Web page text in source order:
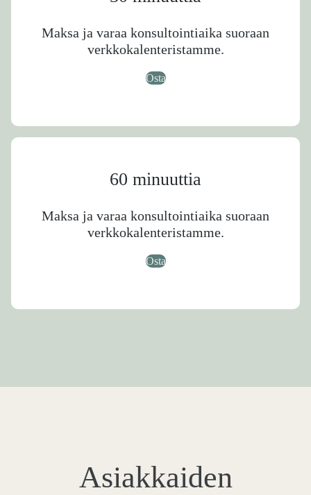
Maksa ja varaa konsultointiaika suoraan
verkkokalenteristamme.
Osta
60 minuuttia
Maksa ja varaa konsultointiaika suoraan
verkkokalenteristamme.
Osta
Asiakkaiden